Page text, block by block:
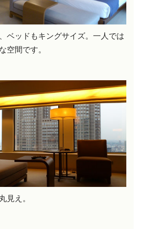
ベッドもキングサイズ。一人では
空間です。
見え。